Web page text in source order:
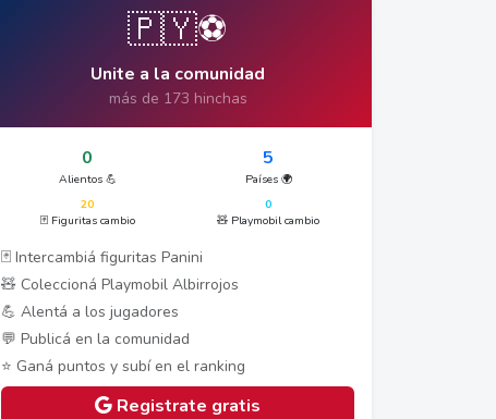
🇵🇾⚽
Unite a la comunidad
más de 173 hinchas
0
Alientos 💪
5
Países 🌍
20
🃏 Figuritas cambio
0
🧸 Playmobil cambio
🃏 Intercambiá figuritas Panini
🧸 Coleccioná Playmobil Albirrojos
💪 Alentá a los jugadores
💬 Publicá en la comunidad
⭐ Ganá puntos y subí en el ranking
Registrate gratis